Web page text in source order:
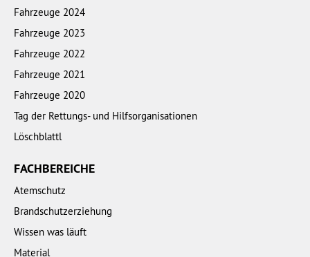
Fahrzeuge 2024
Fahrzeuge 2023
Fahrzeuge 2022
Fahrzeuge 2021
Fahrzeuge 2020
Tag der Rettungs- und Hilfsorganisationen
Löschblattl
FACHBEREICHE
Atemschutz
Brandschutzerziehung
Wissen was läuft
Material